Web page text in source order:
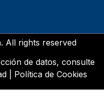
All rights reserved
de datos, consulte
Política de Cookies